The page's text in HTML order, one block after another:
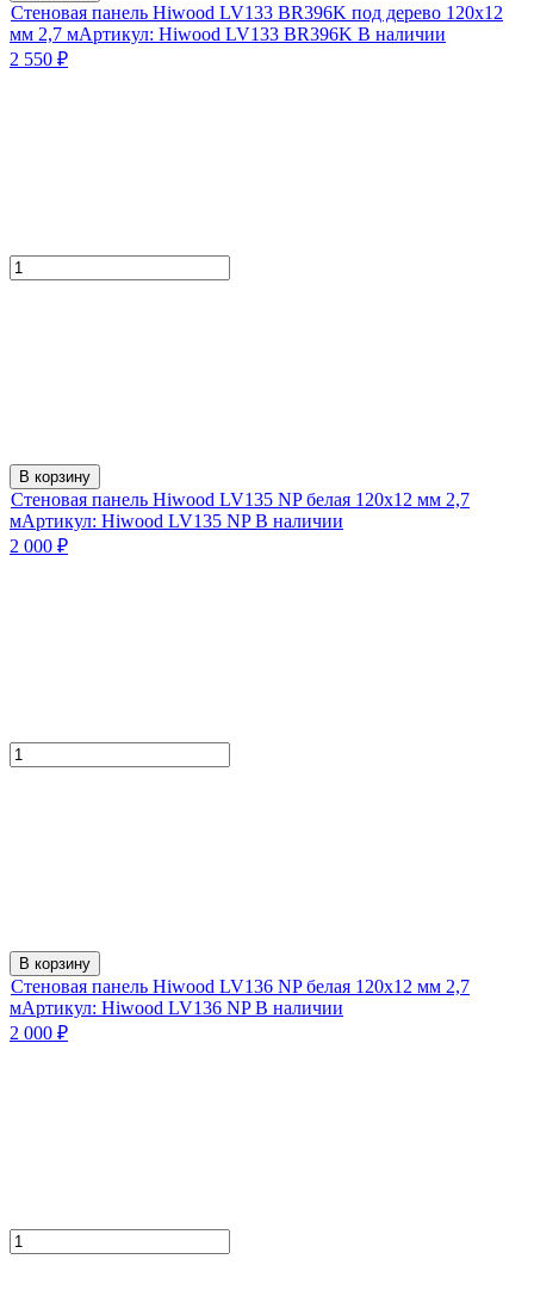
Стеновая панель Hiwood LV133 BR396K под дерево 120х12
мм 2,7 мАртикул: Hiwood LV133 BR396K В наличии
2 550 ₽
В корзину
Стеновая панель Hiwood LV135 NP белая 120х12 мм 2,7
мАртикул: Hiwood LV135 NPВ наличии
2 000 ₽
В корзину
Стеновая панель Hiwood LV136 NP белая 120х12 мм 2,7
мАртикул: Hiwood LV136 NPВ наличии
2 000 ₽